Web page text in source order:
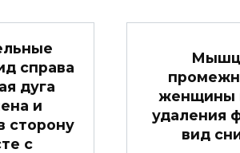
справа
дуга
и
сторону
с
женщины
удаления
вид